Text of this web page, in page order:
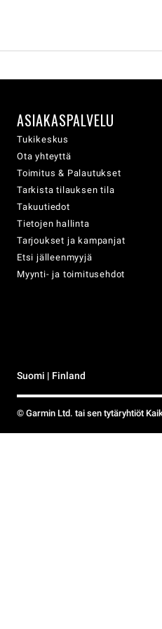
ASIAKASPALVELU
Tukikeskus
Ota yhteyttä
Toimitus & Palautukset
Tarkista tilauksen tila
Takuutiedot
Tietojen hallinta
Tarjoukset ja kampanjat
Etsi jälleenmyyjä
Myynti- ja toimitusehdot
Suomi | Finland
© Garmin Ltd. tai sen tytäryhtiöt